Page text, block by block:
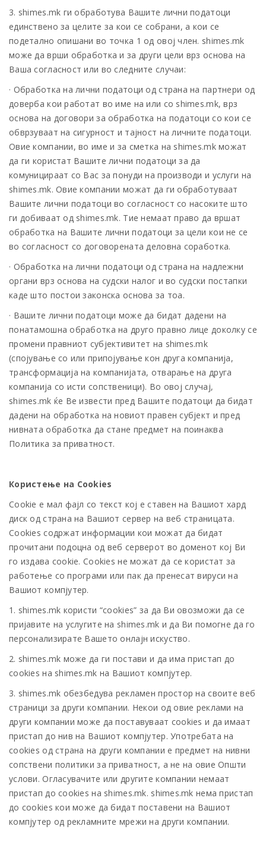
3. shimes.mk ги обработува Вашите лични податоци
единствено за целите за кои се собрани, а кои се
подетално опишани во точка 1 од овој член. shimes.mk
може да врши обработка и за други цели врз основа на
Ваша согласност или во следните случаи:
· Обработка на лични податоци од страна на партнери од
доверба кои работат во име на или со shimes.mk, врз
основа на договори за обработка на податоци со кои се
обврзуваат на сигурност и тајност на личните податоци.
Овие компании, во име и за сметка на shimes.mk можат
да ги користат Вашите лични податоци за да
комуницираат со Вас за понуди на производи и услуги на
shimes.mk. Овие компании можат да ги обработуваат
Вашите лични податоци во согласност со насоките што
ги добиваат од shimes.mk. Тие немаат право да вршат
обработка на Вашите лични податоци за цели кои не се
во согласност со договорената деловна соработка.
· Обработка на лични податоци од страна на надлежни
органи врз основа на судски налог и во судски постапки
каде што постои законска основа за тоа.
· Вашите лични податоци може да бидат дадени на
понатамошна обработка на друго правно лице доколку се
промени правниот субјективитет на shimes.mk
(спојување со или припојување кон друга компанија,
трансформација на компанијата, отварање на друга
компанија со исти сопственици). Во овој случај,
shimes.mk ќе Ве извести пред Вашите податоци да бидат
дадени на обработка на новиот правен субјект и пред
нивната обработка да стане предмет на поинаква
Политика за приватност.
Користење на Cookies
Cookie е мал фајл со текст кој е ставен на Вашиот хард
диск од страна на Вашиот сервер на веб страницата.
Cookies содржат информации кои можат да бидат
прочитани подоцна од веб серверот во доменот кој Ви
го издава cookie. Cookies не можат да се користат за
работење со програми или пак да пренесат вируси на
Вашиот компјутер.
1. shimes.mk користи “cookies” за да Ви овозможи да се
пријавите на услугите на shimes.mk и да Ви помогне да го
персонализирате Вашето онлајн искуство.
2. shimes.mk може да ги постави и да има пристап до
cookies на shimes.mk на Вашиот компјутер.
3. shimes.mk обезбедува рекламен простор на своите веб
страници за други компании. Некои од овие реклами на
други компании може да поставуваат cookies и да имаат
пристап до нив на Вашиот компјутер. Употребата на
cookies од страна на други компании е предмет на нивни
сопствени политики за приватност, а не на овие Општи
услови. Огласувачите или другите компании немаат
пристап до cookies на shimes.mk. shimes.mk нема пристап
до cookies кои може да бидат поставени на Вашиот
компјутер од рекламните мрежи на други компании.